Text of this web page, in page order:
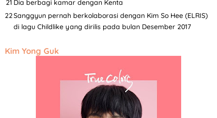
Dia berbagi kamar dengan Kenta
Sanggyun pernah berkolaborasi dengan Kim So Hee (ELRIS)
di lagu Childlike yang dirilis pada bulan Desember 2017
Kim Yong Guk